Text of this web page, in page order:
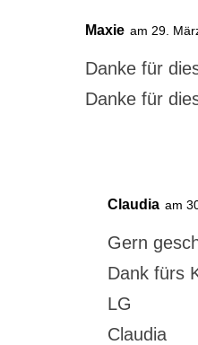
Maxie am 29.
Danke für
Danke für
Claudia am
Gern
Dank fürs
LG
Claudia